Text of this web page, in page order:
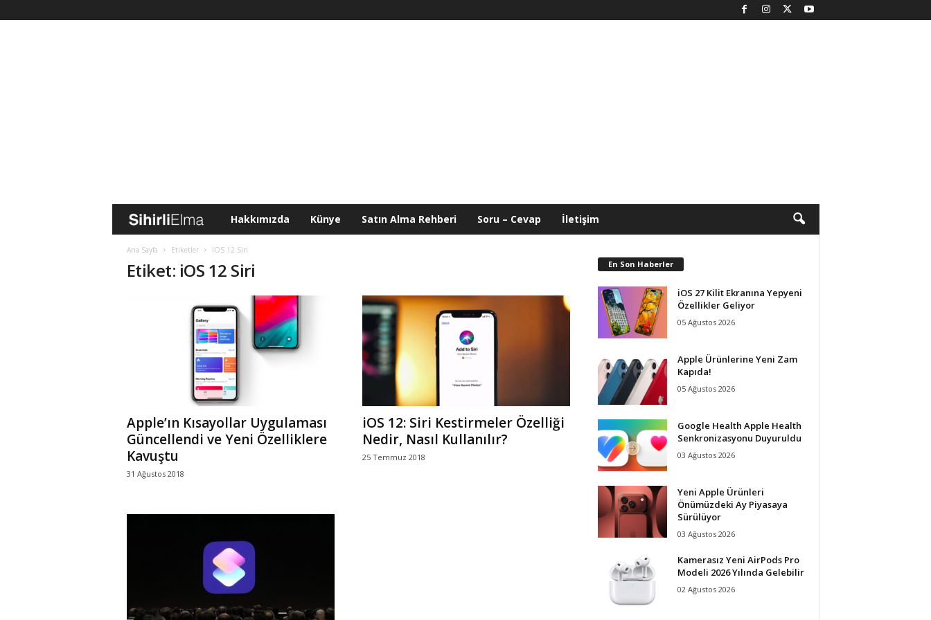
i
h
i
r
l
i
Hakkımızda Künye Satın Alma Rehberi Soru – Cevap İletişim
Ana Sayfa Etiketler IOS 12 Siri
Etiket: iOS 12 Siri
Apple’ın Kısayollar Uygulaması
Güncellendi ve Yeni Özelliklere
Kavuştu
31 Ağustos 2018
iOS 12: Siri Kestirmeler Özelliği
Nedir, Nasıl Kullanılır?
25 Temmuz 2018
En Son Haberler
iOS 27 Kilit Ekranına Yepyeni
Özellikler Geliyor
05 Ağustos 2026
Apple Ürünlerine Yeni Zam
Kapıda!
05 Ağustos 2026
Google Health Apple Health
Senkronizasyonu Duyuruldu
03 Ağustos 2026
Yeni Apple Ürünleri
Önümüzdeki Ay Piyasaya
Sürülüyor
03 Ağustos 2026
Kamerasız Yeni AirPods Pro
Modeli 2026 Yılında Gelebilir
02 Ağustos 2026